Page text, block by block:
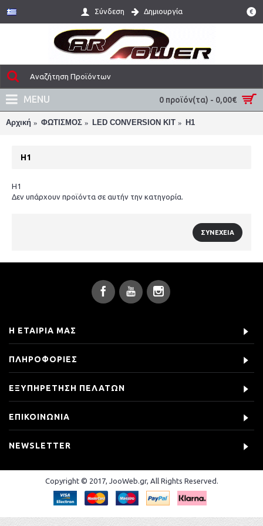
€
Σύνδεση Δημιουργία
0 προϊόν(τα) - 0,00€
MENU
Αρχική ΦΩΤΙΣΜΟΣ LED CONVERSION KIT H1
H1
H1
Δεν υπάρχουν προϊόντα σε αυτήν την κατηγορία.
ΣΥΝΈΧΕΙΑ
Η ΕΤΑΙΡΊΑ ΜΑΣ
ΠΛΗΡΟΦΟΡΊΕΣ
ΕΞΥΠΗΡΈΤΗΣΗ ΠΕΛΑΤΏΝ
ΕΠΙΚΟΙΝΩΝΊΑ
NEWSLETTER
Copyright © 2017, JooWeb.gr, All Rights Reserved.